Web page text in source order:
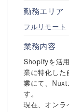
勤務エリア
フルリモート
業務内容
Shopifyを活
業に特化した
業にて、Nuxt
す。
現在、オンラ